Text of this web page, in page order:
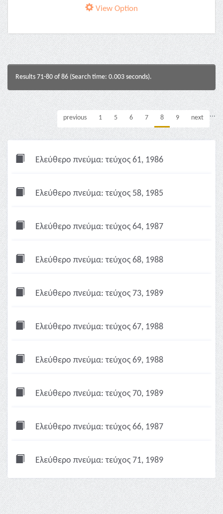
View Option
Results 71-80 of 86 (Search time: 0.003 seconds).
previous 1 ...
5 6 7 8 9 next
Ελεύθερο πνεύμα: τεύχος 61, 1986
Ελεύθερο πνεύμα: τεύχος 58, 1985
Ελεύθερο πνεύμα: τεύχος 64, 1987
Ελεύθερο πνεύμα: τεύχος 68, 1988
Ελεύθερο πνεύμα: τεύχος 73, 1989
Ελεύθερο πνεύμα: τεύχος 67, 1988
Ελεύθερο πνεύμα: τεύχος 69, 1988
Ελεύθερο πνεύμα: τεύχος 70, 1989
Ελεύθερο πνεύμα: τεύχος 66, 1987
Ελεύθερο πνεύμα: τεύχος 71, 1989